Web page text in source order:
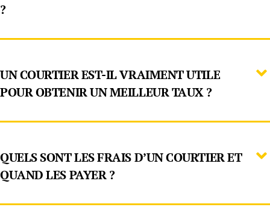
?
UN COURTIER EST-IL VRAIMENT UTILE
POUR OBTENIR UN MEILLEUR TAUX ?
QUELS SONT LES FRAIS D’UN COURTIER ET
QUAND LES PAYER ?